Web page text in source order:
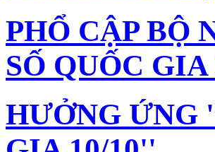
PHỔ CẬP BỘ
SỐ QUỐC GIA
HƯỞNG ỨNG